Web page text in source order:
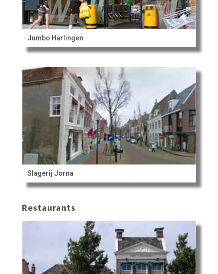
Jumbo Harlingen
Slagerij Jorna
Restaurants